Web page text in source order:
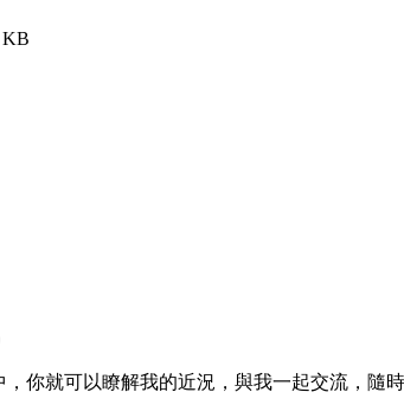
KB
你就可以瞭解我的近況，與我一起交流，隨時